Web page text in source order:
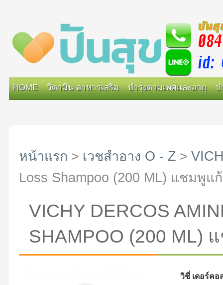
HOME วิตามิน อาหารเสริม บำรุงตามเพศและอายุ บ
หน้าแรก > เวชสำอาง O - Z >
Loss Shampoo (200 ML) แชมพูแ
VICHY DERCOS
SHAMPOO (200 ML)
วิชี่ เดอร์คอ